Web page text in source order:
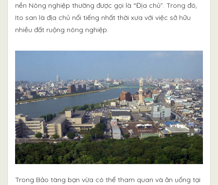
nền Nông nghiệp thường được gọi là “Địa chủ”. Trong đó,
Ito san là địa chủ nổi tiếng nhất thời xưa với việc sở hữu
nhiều đất ruộng nông nghiệp.
Trong Bảo tàng bạn vừa có thể tham quan và ăn uống tại